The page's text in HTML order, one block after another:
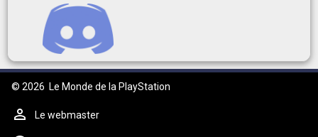
© 2026 Le Monde de la PlayStation
Le webmaster